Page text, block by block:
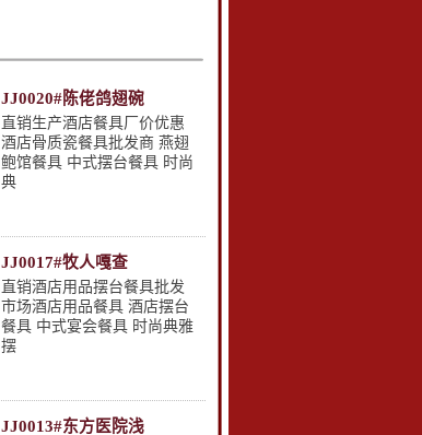
JJ0020#陈佬鸽翅碗
直销生产酒店餐具厂价优惠
酒店骨质瓷餐具批发商 燕翅
鲍馆餐具 中式摆台餐具 时尚
典
JJ0017#牧人嘎查
直销酒店用品摆台餐具批发
市场酒店用品餐具 酒店摆台
餐具 中式宴会餐具 时尚典雅
摆
JJ0013#东方医院浅